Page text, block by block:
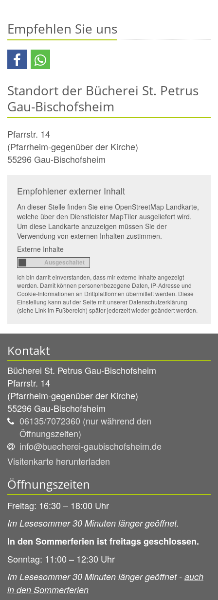
Empfehlen Sie uns
Standort der Bücherei St. Petrus
Gau-Bischofsheim
Pfarrstr. 14
(Pfarrheim-gegenüber der Kirche)
55296Gau-Bischofsheim
Empfohlener externer Inhalt
An dieser Stelle finden Sie eine OpenStreetMap Landkarte,
welche über den Dienstleister MapTiler ausgeliefert wird.
Um diese Landkarte anzuzeigen müssen Sie der
Verwendung von externen Inhalten zustimmen.
Externe Inhalte
Ich bin damit einverstanden, dass mir externe Inhalte angezeigt
werden. Damit können personenbezogene Daten, IP-Adresse und
Cookie-Informationen an Drittplattformen übermittelt werden. Diese
Einstellung kann auf der Seite mit unserer Datenschutzerklärung
(siehe Link im Fußbereich) später jederzeit wieder geändert werden.
Kontakt
Bücherei St. Petrus Gau-Bischofsheim
Pfarrstr. 14
(Pfarrheim-gegenüber der Kirche)
55296Gau-Bischofsheim
06135/7072360 (nur während den
Öffnungszeiten)
info@buecherei-gaubischofsheim.de
Visitenkarte herunterladen
Öffnungszeiten
Freitag: 16:30 – 18:00 Uhr
Im Lesesommer 30 Minuten länger geöffnet.
In den Sommerferien ist freitags geschlossen.
Sonntag: 11:00 – 12:30 Uhr
Im Lesesommer 30 Minuten länger geöffnet - auch
in den Sommerferien